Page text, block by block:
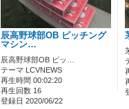
辰高野球部OB ピッチング
マシン…
辰高野球部OB ピッ…
テーマ LCVNEWS
再生時間 00:02:20
再生回数 16
登録日 2020/06/22